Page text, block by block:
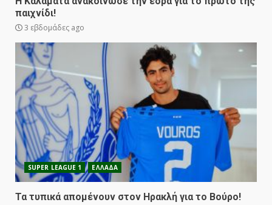
παιχνίδι!
3 εβδομάδες ago
SUPER LEAGUE 1 ΕΛΛΑΔΑ
Τα τυπικά απομένουν στον Ηρακλή για το Βούρο!